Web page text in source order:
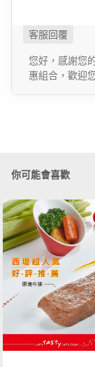
您好，感謝您
惠組合，歡迎
你可能會喜歡